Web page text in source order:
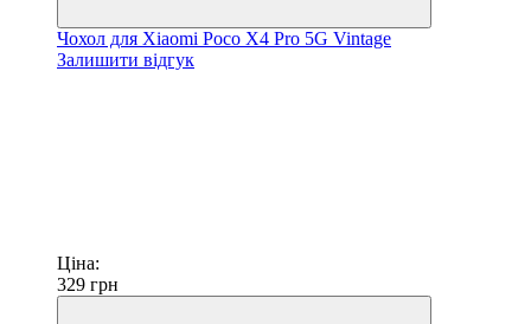
Чохол для Xiaomi Poco X4 Pro 5G Vintage
Залишити відгук
Ціна:
329 грн